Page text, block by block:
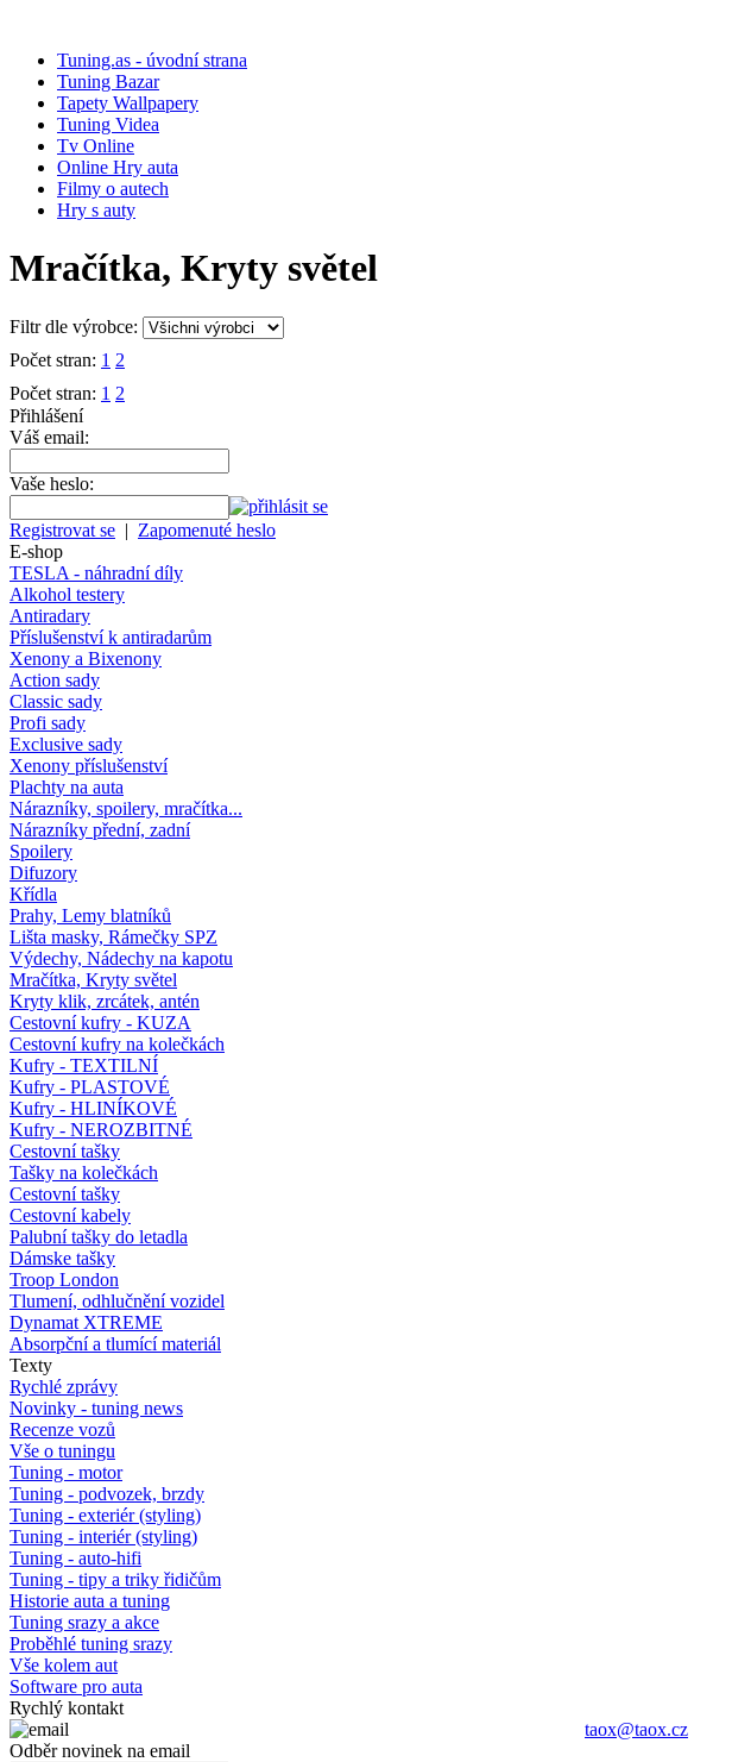
Tuning.as - úvodní strana
Tuning Bazar
Tapety Wallpapery
Tuning Videa
Tv Online
Online Hry auta
Filmy o autech
Hry s auty
Mračítka, Kryty světel
Filtr dle výrobce:
Počet stran: 1 2
Počet stran: 1 2
Přihlášení
Váš email:
Vaše heslo:
Registrovat se | Zapomenuté heslo
E-shop
TESLA - náhradní díly
Alkohol testery
Antiradary
Příslušenství k antiradarům
Xenony a Bixenony
Action sady
Classic sady
Profi sady
Exclusive sady
Xenony příslušenství
Plachty na auta
Nárazníky, spoilery, mračítka...
Nárazníky přední, zadní
Spoilery
Difuzory
Křídla
Prahy, Lemy blatníků
Lišta masky, Rámečky SPZ
Výdechy, Nádechy na kapotu
Mračítka, Kryty světel
Kryty klik, zrcátek, antén
Cestovní kufry - KUZA
Cestovní kufry na kolečkách
Kufry - TEXTILNÍ
Kufry - PLASTOVÉ
Kufry - HLINÍKOVÉ
Kufry - NEROZBITNÉ
Cestovní tašky
Tašky na kolečkách
Cestovní tašky
Cestovní kabely
Palubní tašky do letadla
Dámske tašky
Troop London
Tlumení, odhlučnění vozidel
Dynamat XTREME
Absorpční a tlumící materiál
Texty
Rychlé zprávy
Novinky - tuning news
Recenze vozů
Vše o tuningu
Tuning - motor
Tuning - podvozek, brzdy
Tuning - exteriér (styling)
Tuning - interiér (styling)
Tuning - auto-hifi
Tuning - tipy a triky řidičům
Historie auta a tuning
Tuning srazy a akce
Proběhlé tuning srazy
Vše kolem aut
Software pro auta
Rychlý kontakt
taox@taox.cz
Odběr novinek na email